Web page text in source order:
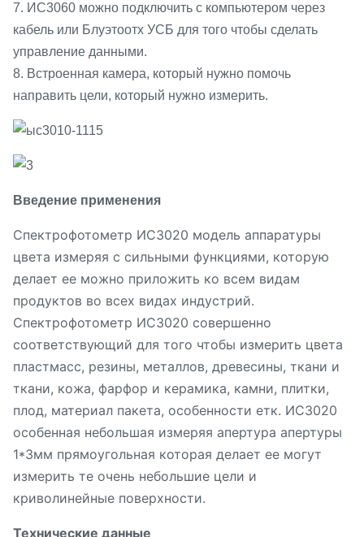
7. ИС3060 можно подключить с компьютером через
кабель или Блуэтоотх УСБ для того чтобы сделать
управление данными.
8. Встроенная камера, который нужно помочь
направить цели, который нужно измерить.
Введение применения
Спектрофотометр ИС3020 модель аппаратуры
цвета измеряя с сильными функциями, которую
делает ее можно приложить ко всем видам
продуктов во всех видах индустрий.
Спектрофотометр ИС3020 совершенно
соответствующий для того чтобы измерить цвета
пластмасс, резины, металлов, древесины, ткани и
ткани, кожа, фарфор и керамика, камни, плитки,
плод, материал пакета, особенности етк. ИС3020
особенная небольшая измеряя апертура апертуры
1*3мм прямоугольная которая делает ее могут
измерить те очень небольшие цели и
криволинейные поверхности.
Технические данные